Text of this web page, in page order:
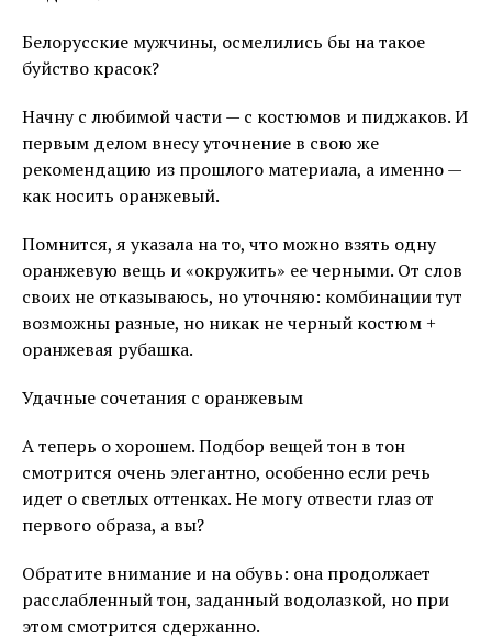
Белорусские мужчины, осмелились бы на такое
буйство красок?
Начну с любимой части — с костюмов и пиджаков. И
первым делом внесу уточнение в свою же
рекомендацию из прошлого материала, а именно —
как носить оранжевый.
Помнится, я указала на то, что можно взять одну
оранжевую вещь и «окружить» ее черными. От слов
своих не отказываюсь, но уточняю: комбинации тут
возможны разные, но никак не черный костюм +
оранжевая рубашка.
Удачные сочетания с оранжевым
А теперь о хорошем. Подбор вещей тон в тон
смотрится очень элегантно, особенно если речь
идет о светлых оттенках. Не могу отвести глаз от
первого образа, а вы?
Обратите внимание и на обувь: она продолжает
расслабленный тон, заданный водолазкой, но при
этом смотрится сдержанно.